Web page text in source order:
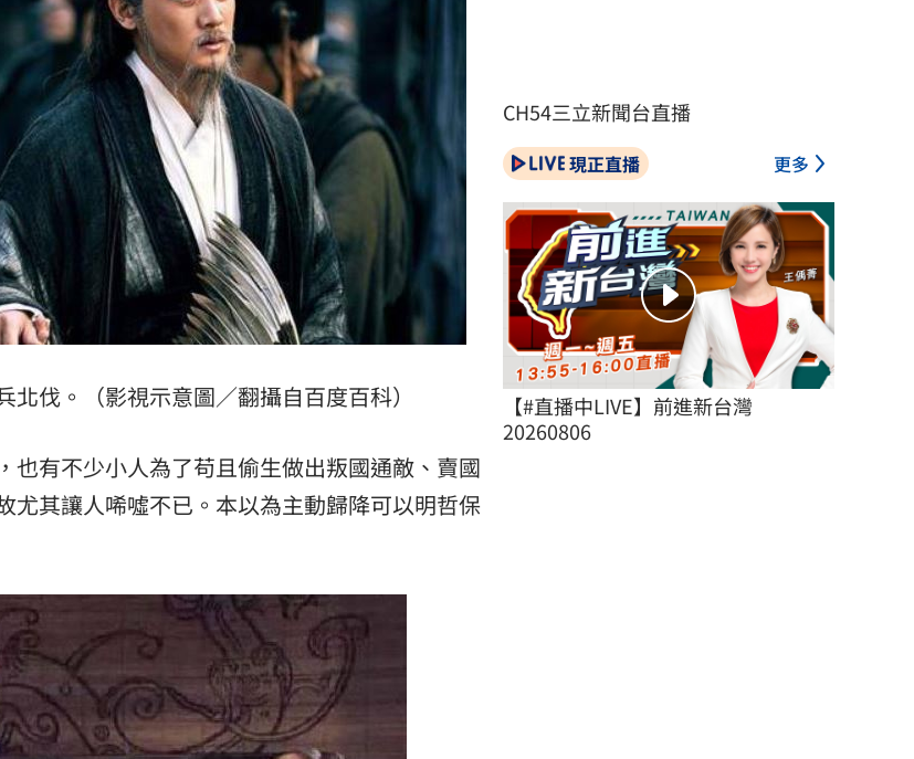
北伐。（影視示意圖／翻攝自百度百科）
也有不少小人為了苟且偷生做出叛國通敵、賣國
尤其讓人唏噓不已。本以為主動歸降可以明哲保
CH54三立新聞台直播
現正直播 更多
【#直播中LIVE】前進新台灣
20260806